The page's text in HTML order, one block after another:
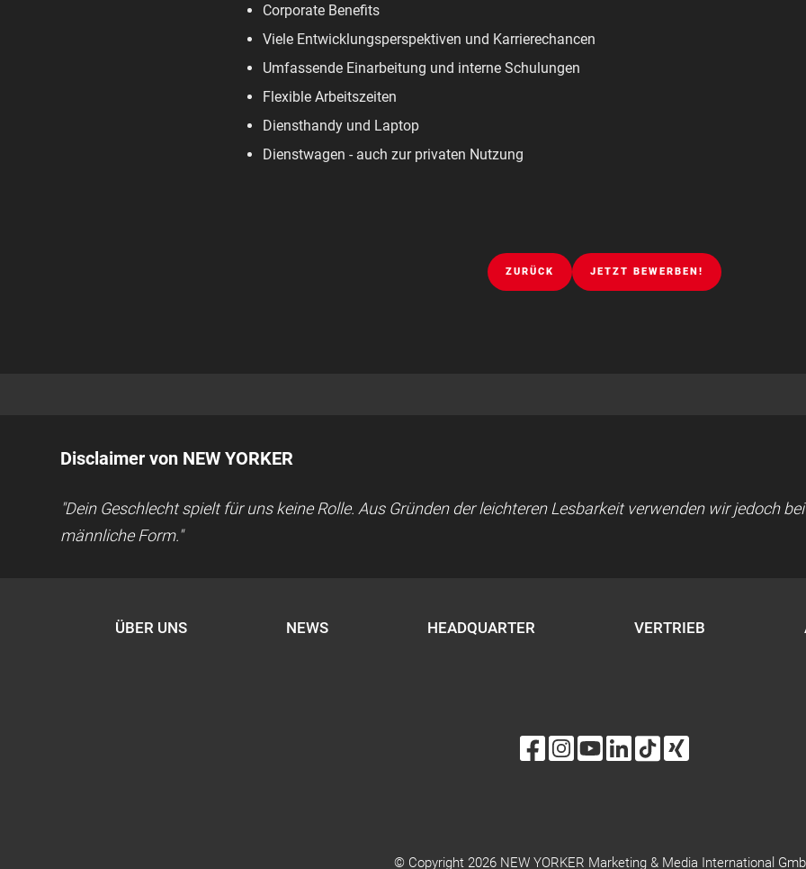
Corporate Benefits
Viele Entwicklungsperspektiven und Karrierechancen
Umfassende Einarbeitung und interne Schulungen
Flexible Arbeitszeiten
Diensthandy und Laptop
Dienstwagen - auch zur privaten Nutzung
ZURÜCK JETZT BEWERBEN!
Disclaimer von NEW YORKER
"Dein Geschlecht spielt für uns keine Rolle. Aus Gründen der leichteren Lesbarkeit verwenden wir jedoch
männliche Form."
ÜBER UNS NEWS HEADQUARTER VERTRIEB
© Copyright 2026 NEW YORKER Marketing & Media International